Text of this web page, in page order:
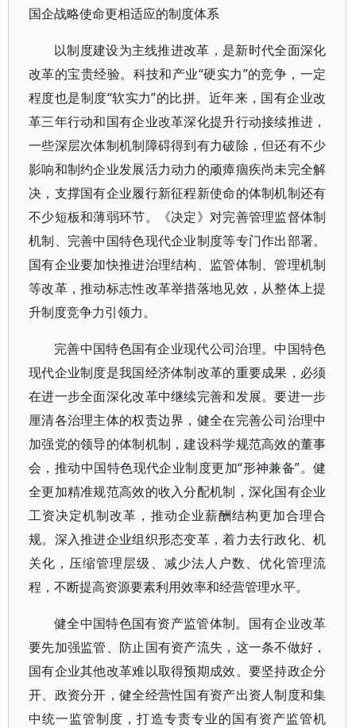
国企战略使命更相适应的制度体系
以制度建设为主线推进改革，是新时代全面深化
改革的宝贵经验。科技和产业“硬实力”的竞争，一定
程度也是制度“软实力”的比拼。近年来，国有企业改
革三年行动和国有企业改革深化提升行动接续推进，
一些深层次体制机制障碍得到有力破除，但还有不少
影响和制约企业发展活力动力的顽瘴痼疾尚未完全解
决，支撑国有企业履行新征程新使命的体制机制还有
不少短板和薄弱环节。《决定》对完善管理监督体制
机制、完善中国特色现代企业制度等专门作出部署。
国有企业要加快推进治理结构、监管体制、管理机制
等改革，推动标志性改革举措落地见效，从整体上提
升制度竞争力引领力。
完善中国特色国有企业现代公司治理。中国特色
现代企业制度是我国经济体制改革的重要成果，必须
在进一步全面深化改革中继续完善和发展。要进一步
厘清各治理主体的权责边界，健全在完善公司治理中
加强党的领导的体制机制，建设科学规范高效的董事
会，推动中国特色现代企业制度更加“形神兼备”。健
全更加精准规范高效的收入分配机制，深化国有企业
工资决定机制改革，推动企业薪酬结构更加合理合
规。深入推进企业组织形态变革，着力去行政化、机
关化，压缩管理层级、减少法人户数、优化管理流
程，不断提高资源要素利用效率和经营管理水平。
健全中国特色国有资产监管体制。国有企业改革
要先加强监管、防止国有资产流失，这一条不做好，
国有企业其他改革难以取得预期成效。要坚持政企分
开、政资分开，健全经营性国有资产出资人制度和集
中统一监管制度，打造专责专业的国有资产监管机